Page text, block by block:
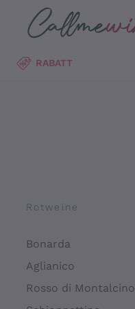
Zum Hauptinhalt springen
RABATT
Rotweine
Bonarda
Aglianico
Rosso di Montalcino